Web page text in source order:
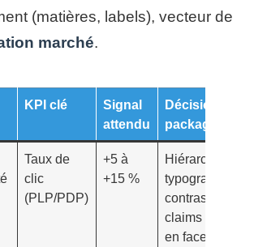
(matières, labels), vecteur de
marché.
KPI clé
Signal
attendu
Décision
packaging
Taux de
clic
(PLP/PDP)
+5 à
+15 %
Hiérarchie
typographique,
contrastes,
claims clairs
en face avant